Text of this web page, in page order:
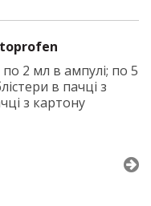
2 мл в ампулі; по 5
в пачці з
з картону